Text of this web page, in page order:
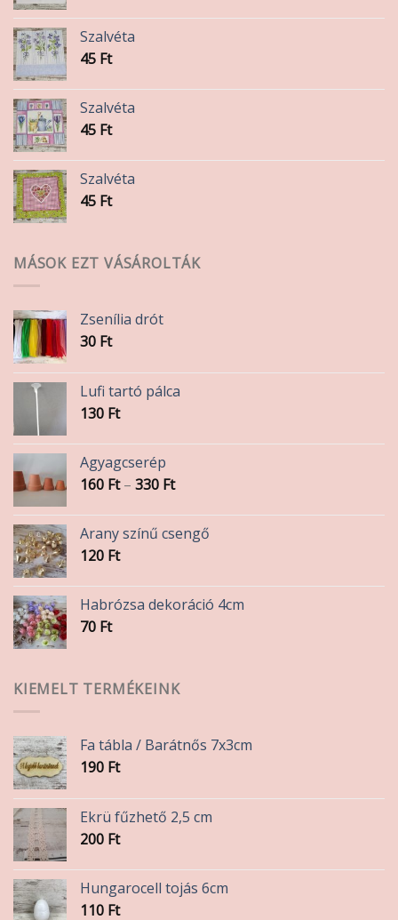
Szalvéta
45 Ft
Szalvéta
45 Ft
Szalvéta
45 Ft
MÁSOK EZT VÁSÁROLTÁK
Zsenília drót
30 Ft
Lufi tartó pálca
130 Ft
Agyagcserép
160 Ft – 330 FtÁrtartomány:
-
330 Ft
Arany színű csengő
120 Ft
Habrózsa dekoráció 4cm
70 Ft
KIEMELT TERMÉKEINK
Fa tábla / Barátnős 7x3cm
190 Ft
Ekrü fűzhető 2,5 cm
200 Ft
Hungarocell tojás 6cm
110 Ft